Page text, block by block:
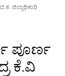
ಜಿಲ್ಲಾಧಿಕಾರಿ
ಪೂರ್ಣ
ಕೆ.ವಿ